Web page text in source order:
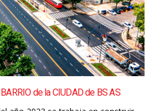
de la CIUDAD de BS AS